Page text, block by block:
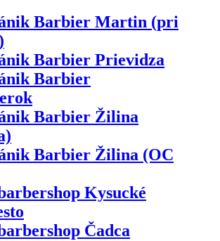
Barbier Martin (pri
Barbier Prievidza
Barbier
Barbier Žilina
Barbier Žilina (OC
Kysucké
Čadca